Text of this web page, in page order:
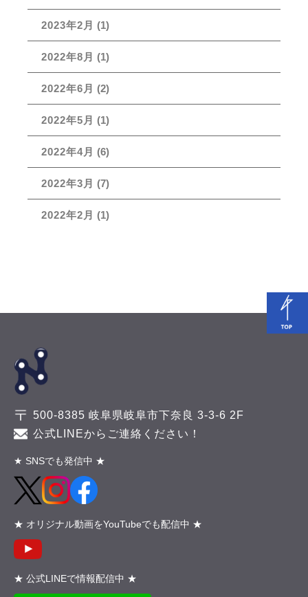
2023年2月 (1)
2022年8月 (1)
2022年6月 (2)
2022年5月 (1)
2022年4月 (6)
2022年3月 (7)
2022年2月 (1)
500-8385 岐阜県岐阜市下奈良 3-3-6 2F
公式LINEからご連絡ください！
★ SNSでも発信中 ★
★ オリジナル動画をYouTubeでも配信中 ★
★ 公式LINEで情報配信中 ★